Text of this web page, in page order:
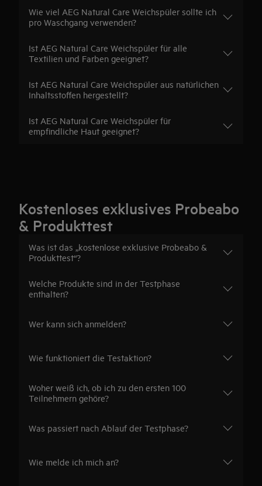
Wie viel AEG Natural Care Weichspüler sollte ich
pro Waschgang verwenden?
Ist AEG Natural Care Weichspüler für alle
Textilien und Farben geeignet?
Ist AEG Natural Care Weichspüler aus natürlichen
Inhaltsstoffen hergestellt?
Ist AEG Natural Care Weichspüler für
empfindliche Haut geeignet?
Kostenloses exklusives Probeabo
& Produkttest
Was ist das „kostenlose exklusive Probeabo &
Produkttest“?
Welche Produkte sind in der Testphase
enthalten?
Wer kann sich anmelden?
Wie funktioniert die Testaktion?
Woher weiß ich, ob ich zu den ersten 100
Teilnehmern gehöre?
Was passiert nach Ablauf der Testphase?
Wie melde ich mich an?